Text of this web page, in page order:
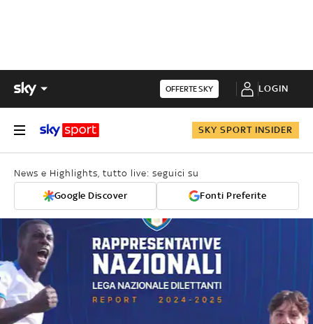
OFFERTE SKY LOGIN
SKY SPORT INSIDER
News e Highlights, tutto live: seguici su
Google Discover Fonti Preferite